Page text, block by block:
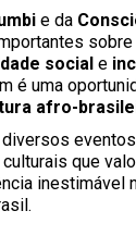
e da
sobre
social e
é uma
afro-
diversos
que
inestimável